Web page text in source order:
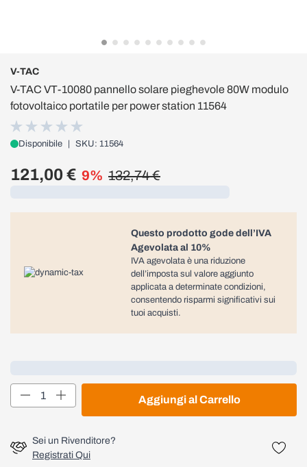
V-TAC
V-TAC VT-10080 pannello solare pieghevole 80W modulo
fotovoltaico portatile per power station 11564
Disponibile SKU: 11564
121,00 € 9% 132,74 €
Questo prodotto gode dell’IVA
Agevolata al 10%
IVA agevolata è una riduzione
dell’imposta sul valore aggiunto
applicata a determinate condizioni,
consentendo risparmi significativi sui
tuoi acquisti.
Quantità
Aggiungi al Carrello
Sei un Rivenditore?
Registrati Qui